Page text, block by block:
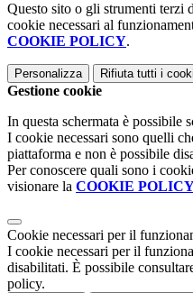
Questo sito o gli strumenti terzi
cookie necessari al
COOKIE POLICY.
Personalizza Rifiuta tutti i
Gestione cookie
In questa schermata è possibile
I cookie necessari sono quelli
piattaforma e non è possibile
Per conoscere quali sono i
visionare la COOKIE
Cookie necessari per il
I cookie necessari per il
disabilitati. È possibile
policy.